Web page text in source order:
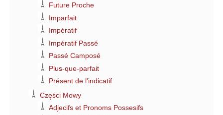
Future Proche
Imparfait
Impératif
Impératif Passé
Passé Camposé
Plus-que-parfait
Présent de l'indicatif
Części Mowy
Adjecifs et Pronoms Possesifs